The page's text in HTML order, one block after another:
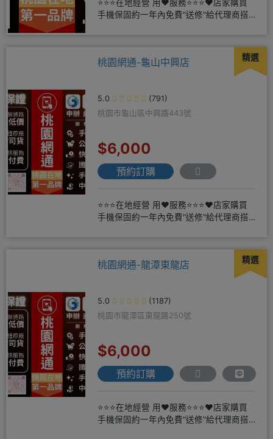
⭐⭐⭐在地經營 用❤️服務⭐⭐⭐❤️店家購買
手機保固約一年內免費"送修"給代理商搭
精選
桃園網通-龜山中興店
5.0
(791)
桃園市龜山區中興路443號
$6,000
預約訂購
⭐⭐⭐在地經營 用❤️服務⭐⭐⭐❤️店家購買
手機保固約一年內免費"送修"給代理商搭
精選
桃園網通-龍潭東龍店
5.0
(1187)
桃園市龍潭區東龍路250號
$6,000
預約訂購
⭐⭐⭐在地經營 用❤️服務⭐⭐⭐❤️店家購買
手機保固約一年內免費"送修"給代理商搭